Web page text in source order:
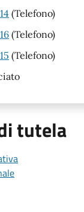
(Telefono)
(Telefono)
(Telefono)
tutela